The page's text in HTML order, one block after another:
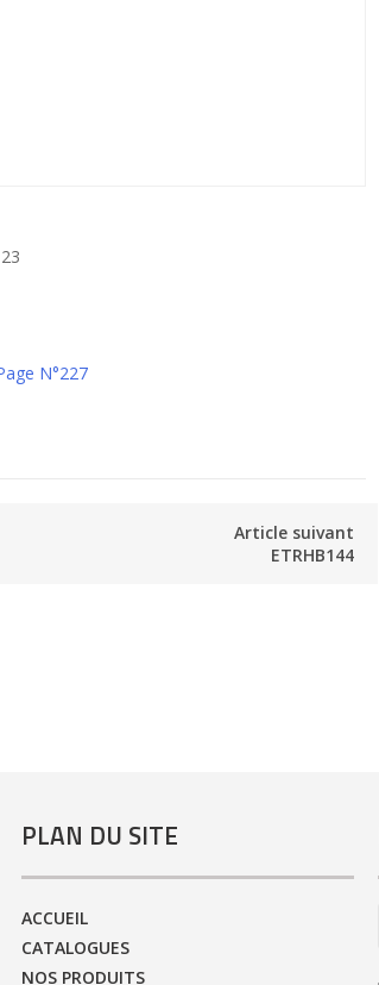
N°227
Article suivant
ETRHB144
PLAN DU SITE
ACCUEIL
CATALOGUES
NOS PRODUITS